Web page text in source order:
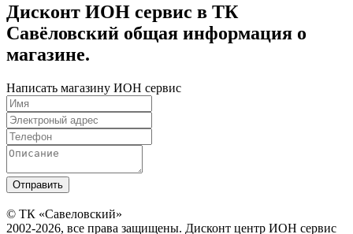
Дисконт ИОН сервис в ТК
Савёловский общая информация о
магазине.
Написать магазину ИОН сервис
© ТК «Савеловский»
2002-2026, все права защищены. Дисконт центр ИОН сервис